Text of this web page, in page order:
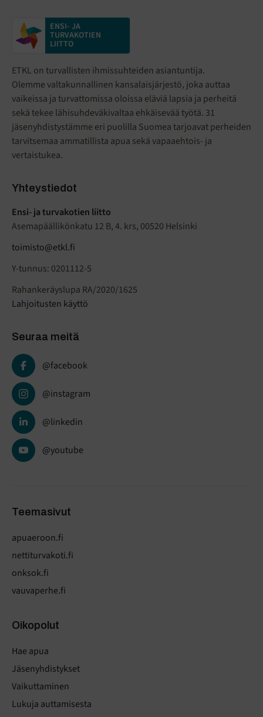
ENSI- JA
TURVAKOTIEN
LIITTO
ETKL on turvallisten ihmissuhteiden asiantuntija.
Olemme valtakunnallinen kansalaisjärjestö, joka auttaa
vaikeissa ja turvattomissa oloissa eläviä lapsia ja perheitä
sekä tekee lähisuhdeväkivaltaa ehkäisevää työtä. 31
jäsenyhdistystämme eri puolilla Suomea tarjoavat perheiden
tarvitsemaa ammatillista apua sekä vapaaehtois- ja
vertaistukea.
Yhteystiedot
Ensi- ja turvakotien liitto
Asemapäällikönkatu 12 B, 4. krs, 00520 Helsinki
toimisto@etkl.fi
Y-tunnus: 0201112-5
Rahankeräyslupa RA/2020/1625
Lahjoitusten käyttö
Seuraa meitä
@facebook
@instagram
@linkedin
@youtube
Teemasivut
apuaeroon.fi
nettiturvakoti.fi
onksok.fi
vauvaperhe.fi
Oikopolut
Hae apua
Jäsenyhdistykset
Vaikuttaminen
Lukuja auttamisesta